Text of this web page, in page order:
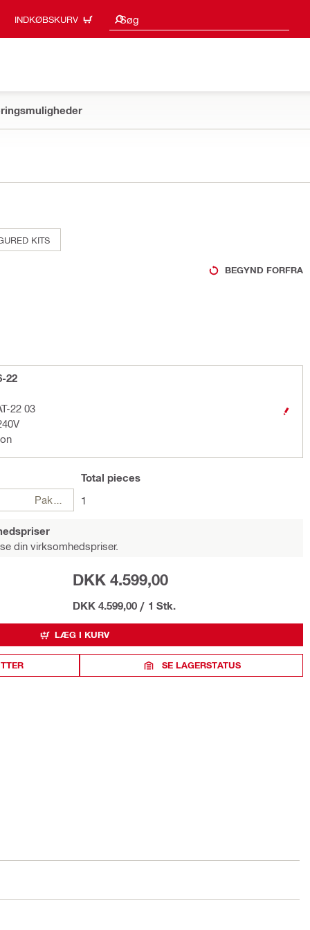
INDKØBSKURV Søg
Søgeresultater
KITS
BEGYND FORFRA
22
22 03
Pakker
Total pieces
1
din virksomhedspriser.
DKK 4.599,00
DKK 4.599,00 / 1 Stk.
LÆG I KURV
SE LAGERSTATUS